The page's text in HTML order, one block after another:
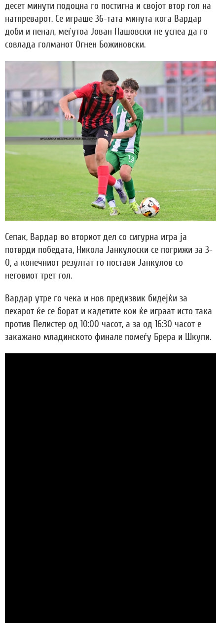
десет минути подоцна го постигна и својот втор гол на
натпреварот. Се играше 36-тата минута кога Вардар
доби и пенал, меѓутоа Јован Пашовски не успеа да го
совлада голманот Огнен Божиновски.
Сепак, Вардар во вториот дел со сигурна игра ја
потврди победата, Никола Јанкулоски се погрижи за 3-
0, а конечниот резултат го постави Јанкулов со
неговиот трет гол.
Вардар утре го чека и нов предизвик бидејќи за
пехарот ќе се борат и кадетите кои ќе играат исто така
против Пелистер од 10:00 часот, а за од 16:30 часот е
закажано младинското финале помеѓу Брера и Шкупи.